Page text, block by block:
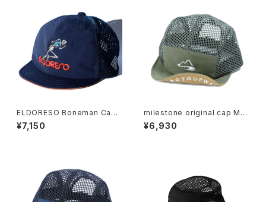
ELDORESO Boneman Cap
(Navy)
¥7,150
milestone original cap MS
C-024 フォレスト
¥6,930